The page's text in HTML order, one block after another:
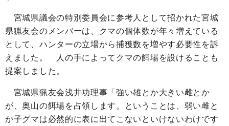
宮城県議会の特別委員会に参考人として招かれた宮城
県猟友会のメンバーは、クマの個体数が年々増えている
として、ハンターの立場から捕獲数を増やす必要性を訴
えました。 人の手によってクマの餌場を設けることも
提案しました。
宮城県猟友会浅井功理事「強い雄とか大きい雌とか
が、奥山の餌場を占領します。ということは、弱い雌と
か子グマは必然的に表に出てこないといけないわけです